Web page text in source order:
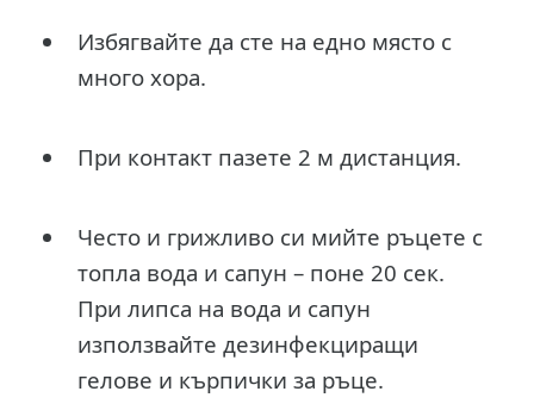
Избягвайте да сте на едно място с
много хора.
При контакт пазете 2 м дистанция.
Често и грижливо си мийте ръцете с
топла вода и сапун – поне 20 сек.
При липса на вода и сапун
използвайте дезинфекциращи
гелове и кърпички за ръце.